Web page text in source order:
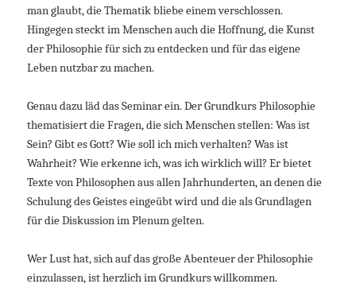
man glaubt, die Thematik bliebe einem verschlossen.
Hingegen steckt im Menschen auch die Hoffnung, die Kunst
der Philosophie für sich zu entdecken und für das eigene
Leben nutzbar zu machen.
Genau dazu läd das Seminar ein. Der Grundkurs Philosophie
thematisiert die Fragen, die sich Menschen stellen: Was ist
Sein? Gibt es Gott? Wie soll ich mich verhalten? Was ist
Wahrheit? Wie erkenne ich, was ich wirklich will? Er bietet
Texte von Philosophen aus allen Jahrhunderten, an denen die
Schulung des Geistes eingeübt wird und die als Grundlagen
für die Diskussion im Plenum gelten.
Wer Lust hat, sich auf das große Abenteuer der Philosophie
einzulassen, ist herzlich im Grundkurs willkommen.